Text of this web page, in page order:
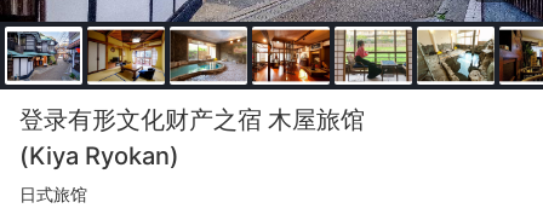
登录有形文化财产之宿 木屋旅馆
(Kiya Ryokan)
日式旅馆